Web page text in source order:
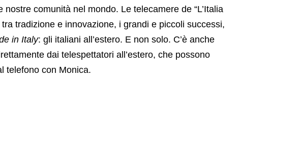
comunità nel mondo. Le telecamere de “L’Italia
tradizione e innovazione, i grandi e piccoli successi,
in Italy: gli italiani all’estero. E non solo. C’è anche
dai telespettatori all’estero, che possono
telefono con Monica.